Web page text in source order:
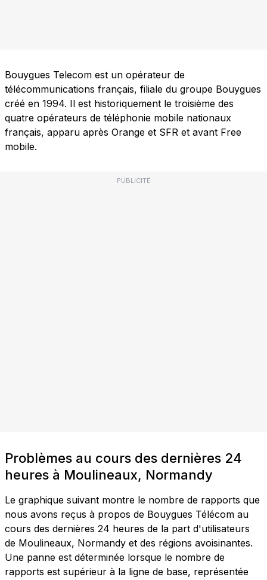
Bouygues Telecom est un opérateur de
télécommunications français, filiale du groupe Bouygues
créé en 1994. Il est historiquement le troisième des
quatre opérateurs de téléphonie mobile nationaux
français, apparu après Orange et SFR et avant Free
mobile.
PUBLICITÉ
Problèmes au cours des dernières 24
heures à Moulineaux, Normandy
Le graphique suivant montre le nombre de rapports que
nous avons reçus à propos de Bouygues Télécom au
cours des dernières 24 heures de la part d'utilisateurs
de Moulineaux, Normandy et des régions avoisinantes.
Une panne est déterminée lorsque le nombre de
rapports est supérieur à la ligne de base, représentée